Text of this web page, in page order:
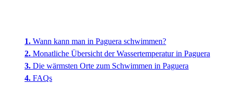
Wann kann man in Paguera schwimmen?
Monatliche Übersicht der Wassertemperatur in Paguera
Die wärmsten Orte zum Schwimmen in Paguera
FAQs